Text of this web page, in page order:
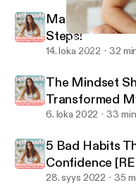
3 Insanely
Self-Made
Mastering
Steps!
14. loka 2022 32
The Mindset
Transformed
6. loka 2022 33 min
5 Bad Habits
Confidence
28. syys 2022 35